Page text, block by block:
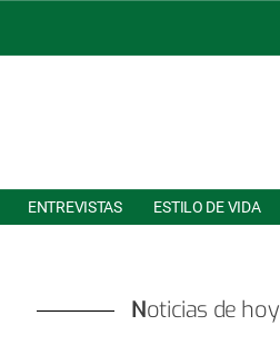
ENTREVISTAS ESTILO DE VIDA
Noticias de hoy